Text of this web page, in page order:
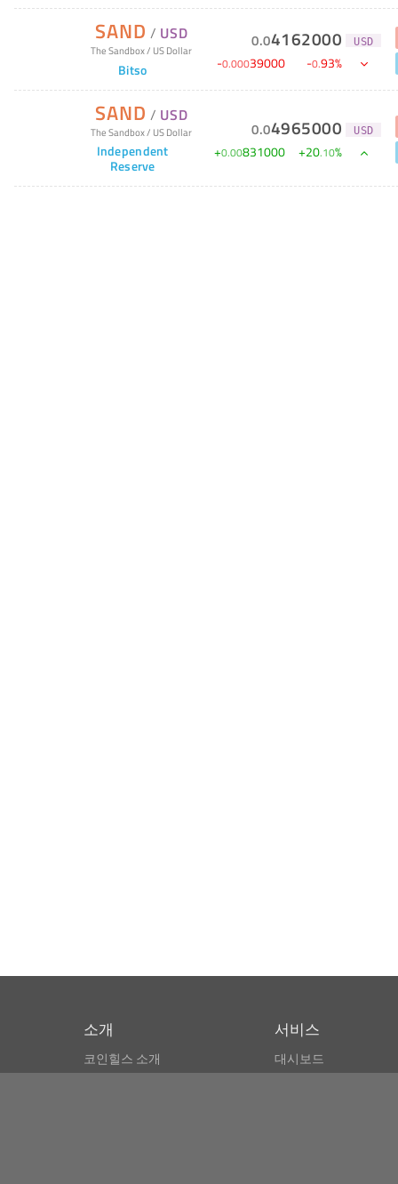
SAND / USD
The Sandbox/ US Dollar
Bitso
0.04162000 USD
-0.00039000 -0.93%
SAND / USD
The Sandbox/ US Dollar
Independent
Reserve
0.04965000 USD
+0.00831000 +20.10%
소개
코인힐스 소개
서비스
대시보드